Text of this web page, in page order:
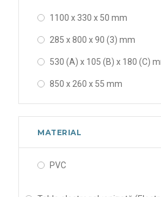
1100 x 330 x 50 mm
285 x 800 x 90 (3) mm
530 (A) x 105 (B) x 180 (C)
850 x 260 x 55 mm
MATERIAL
PVC